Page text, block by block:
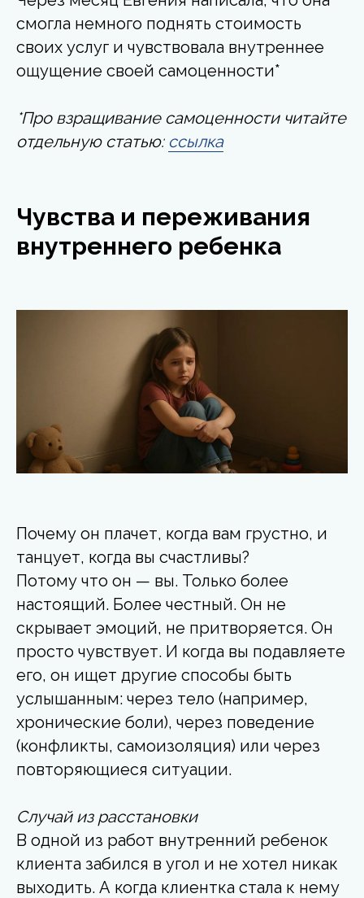
смогла немного поднять стоимость
своих услуг и чувствовала внутреннее
ощущение своей самоценности*
*Про взращивание самоценности читайте
отдельную статью: ссылка
Чувства и переживания
внутреннего ребенка
Почему он плачет, когда вам грустно, и
танцует, когда вы счастливы?
Потому что он — вы. Только более
настоящий. Более честный. Он не
скрывает эмоций, не притворяется. Он
просто чувствует. И когда вы подавляете
его, он ищет другие способы быть
услышанным: через тело (например,
хронические боли), через поведение
(конфликты, самоизоляция) или через
повторяющиеся ситуации.
Случай из расстановки
В одной из работ внутренний ребенок
клиента забился в угол и не хотел никак
выходить. А когда клиентка стала к нему